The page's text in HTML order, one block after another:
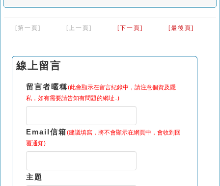
[第一頁] [上一頁] [下一頁] [最後頁]
線上留言
留言者暱稱(此會顯示在留言紀錄中，請注意個資及隱
私，如有需要請告知有問題的網址..)
Email信箱(建議填寫，將不會顯示在網頁中，會收到回
覆通知)
主題